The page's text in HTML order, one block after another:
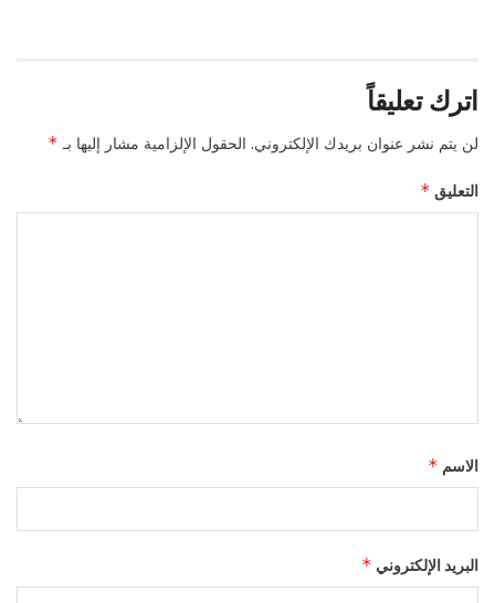
اترك تعليقاً
لن يتم نشر عنوان بريدك الإلكتروني. الحقول الإلزامية مشار إليها بـ *
التعليق *
الاسم *
البريد الإلكتروني *